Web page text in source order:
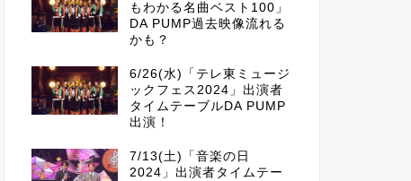
もわかる名曲ベスト100」
DA PUMP過去映像流れる
かも？
6/26(水)「テレ東ミュージ
ックフェス2024」出演者
タイムテーブルDA PUMP
出演！
7/13(土)「音楽の日
2024」出演者タイムテー